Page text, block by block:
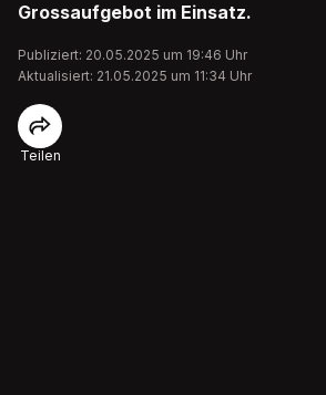
Grossaufgebot im Einsatz.
Publiziert: 20.05.2025 um 19:46 Uhr
Aktualisiert: 21.05.2025 um 11:34 Uhr
Teilen